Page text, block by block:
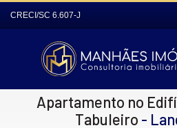
CRECI/SC 6.607-J
Apartamento no
Tabuleiro -